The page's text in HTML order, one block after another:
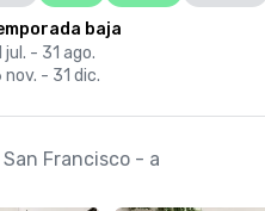
baja
jul. - 31 ago.
nov. - 31 dic.
Francisco - a